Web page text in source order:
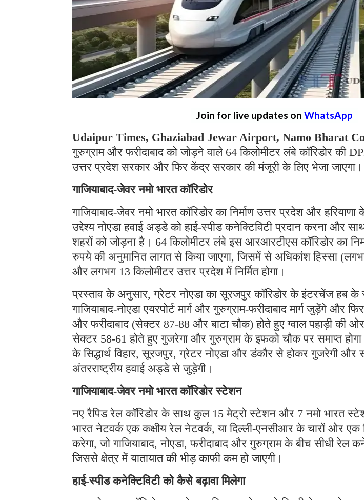
Join for live updates on WhatsApp
Udaipur Times, Ghaziabad Jewar Airport, Namo Bharat
गुरुग्राम और फरीदाबाद को जोड़ने वाले 64 किलोमीटर लंबे कॉरिडोर की
उत्तर प्रदेश सरकार और फिर केंद्र सरकार की मंजूरी के लिए भेजा जाएगा।
गाजियाबाद-जेवर नमो भारत कॉरिडोर
गाजियाबाद-जेवर नमो भारत कॉरिडोर का निर्माण उत्तर प्रदेश और
उद्देश्य नोएडा हवाई अड्डे को हाई-स्पीड कनेक्टिविटी प्रदान करना और
शहरों को जोड़ना है। 64 किलोमीटर लंबे इस आरआरटीएस कॉरिडोर का
रुपये की अनुमानित लागत से किया जाएगा, जिसमें से अधिकांश हिस्सा
और लगभग 13 किलोमीटर उत्तर प्रदेश में निर्मित होगा।
प्रस्ताव के अनुसार, ग्रेटर नोएडा का सूरजपुर कॉरिडोर के इंटरचेंज हब के
गाजियाबाद-नोएडा एयरपोर्ट मार्ग और गुरुग्राम-फरीदाबाद मार्ग जुड़ेंगे और
और फरीदाबाद (सेक्टर 87-88 और बाटा चौक) होते हुए ग्वाल पहाड़ी की
सेक्टर 58-61 होते हुए गुजरेगा और गुरुग्राम के इफको चौक पर समाप्त
के सिद्धार्थ विहार, सूरजपुर, ग्रेटर नोएडा और डंकौर से होकर गुजरेगी और
अंतरराष्ट्रीय हवाई अड्डे से जुड़ेगी।
गाजियाबाद-जेवर नमो भारत कॉरिडोर स्टेशन
नए रैपिड रेल कॉरिडोर के साथ कुल 15 मेट्रो स्टेशन और 7 नमो भारत
भारत नेटवर्क एक कक्षीय रेल नेटवर्क, या दिल्ली-एनसीआर के चारों ओर
करेगा, जो गाजियाबाद, नोएडा, फरीदाबाद और गुरुग्राम के बीच सीधी रेल
जिससे क्षेत्र में यातायात की भीड़ काफी कम हो जाएगी।
हाई-स्पीड कनेक्टिविटी को कैसे बढ़ावा मिलेगा